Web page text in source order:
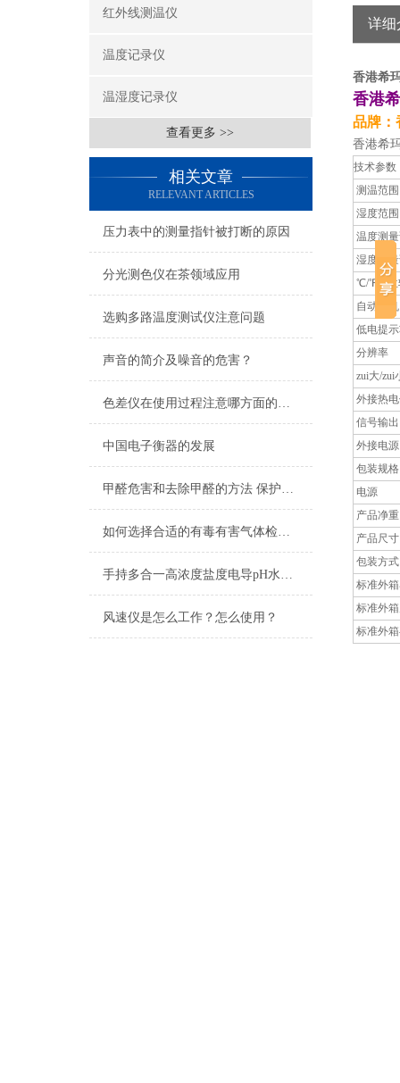
红外线测温仪
温度记录仪
温湿度记录仪
查看更多 >>
相关文章
RELEVANT ARTICLES
压力表中的测量指针被打断的原因
分光测色仪在茶领域应用
选购多路温度测试仪注意问题
声音的简介及噪音的危害？
色差仪在使用过程注意哪方面的事项
中国电子衡器的发展
甲醛危害和去除甲醛的方法 保护家人生命安全
如何选择合适的有毒有害气体检测仪
手持多合一高浓度盐度电导pH水质检测笔
风速仪是怎么工作？怎么使用？
详细
香港希
香港
品牌 ：
香港希
技术参数
测温范围
湿度范围
温度测
湿度测
℃/℉单位
自动关机
低电提
分辨率
zui大/zui
外接热
信号输出
外接电源
包装规格
电源
产品净重
产品尺寸
包装方式
标准外
标准外
标准外